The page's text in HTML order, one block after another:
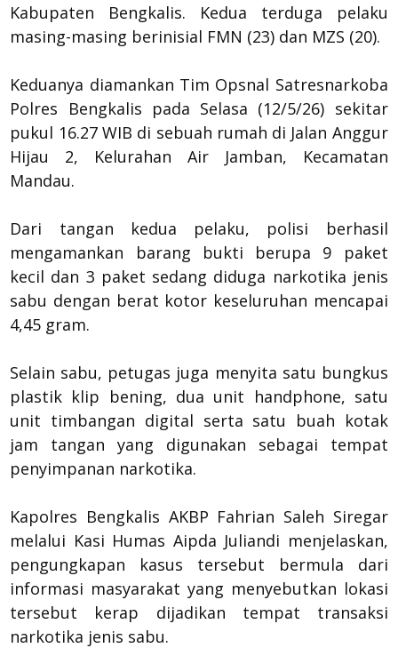
Kabupaten Bengkalis. Kedua terduga pelaku
masing-masing berinisial FMN (23) dan MZS (20).
Keduanya diamankan Tim Opsnal Satresnarkoba
Polres Bengkalis pada Selasa (12/5/26) sekitar
pukul 16.27 WIB di sebuah rumah di Jalan Anggur
Hijau 2, Kelurahan Air Jamban, Kecamatan
Mandau.
Dari tangan kedua pelaku, polisi berhasil
mengamankan barang bukti berupa 9 paket
kecil dan 3 paket sedang diduga narkotika jenis
sabu dengan berat kotor keseluruhan mencapai
4,45 gram.
Selain sabu, petugas juga menyita satu bungkus
plastik klip bening, dua unit handphone, satu
unit timbangan digital serta satu buah kotak
jam tangan yang digunakan sebagai tempat
penyimpanan narkotika.
Kapolres Bengkalis AKBP Fahrian Saleh Siregar
melalui Kasi Humas Aipda Juliandi menjelaskan,
pengungkapan kasus tersebut bermula dari
informasi masyarakat yang menyebutkan lokasi
tersebut kerap dijadikan tempat transaksi
narkotika jenis sabu.